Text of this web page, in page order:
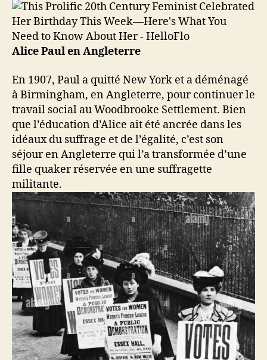
Alice Paul en Angleterre
En 1907, Paul a quitté New York et a déménagé
à Birmingham, en Angleterre, pour continuer le
travail social au Woodbrooke Settlement. Bien
que l’éducation d’Alice ait été ancrée dans les
idéaux du suffrage et de l’égalité, c’est son
séjour en Angleterre qui l’a transformée d’une
fille quaker réservée en une suffragette
militante.